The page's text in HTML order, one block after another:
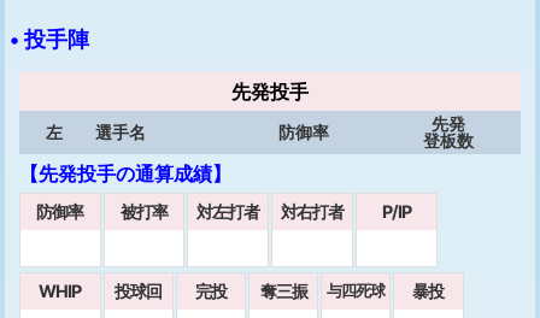
• 投手陣
先発投手
左 選手名 防御率
先発
登板数
【先発投手の通算成績】
防御率 被打率 対左打者 対右打者 P/IP
WHIP 投球回 完投 奪三振 与四死球 暴投